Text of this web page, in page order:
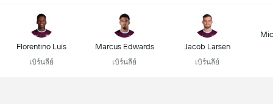
Florentino Luis
เบิร์นลีย์
Marcus Edwards
เบิร์นลีย์
Jacob Larsen
เบิร์นลีย์